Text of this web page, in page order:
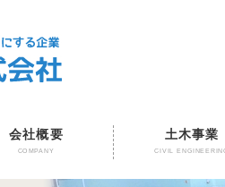
会社概要 土木事業